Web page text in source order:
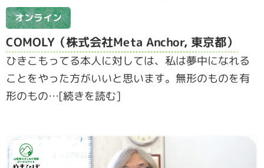
オンライン
COMOLY（株式会社Meta Anchor, 東京都）
ひきこもってる本人に対しては、私は夢中になれる
ことをやった方がいいと思います。無形のものを有
形のもの…[続きを読む]